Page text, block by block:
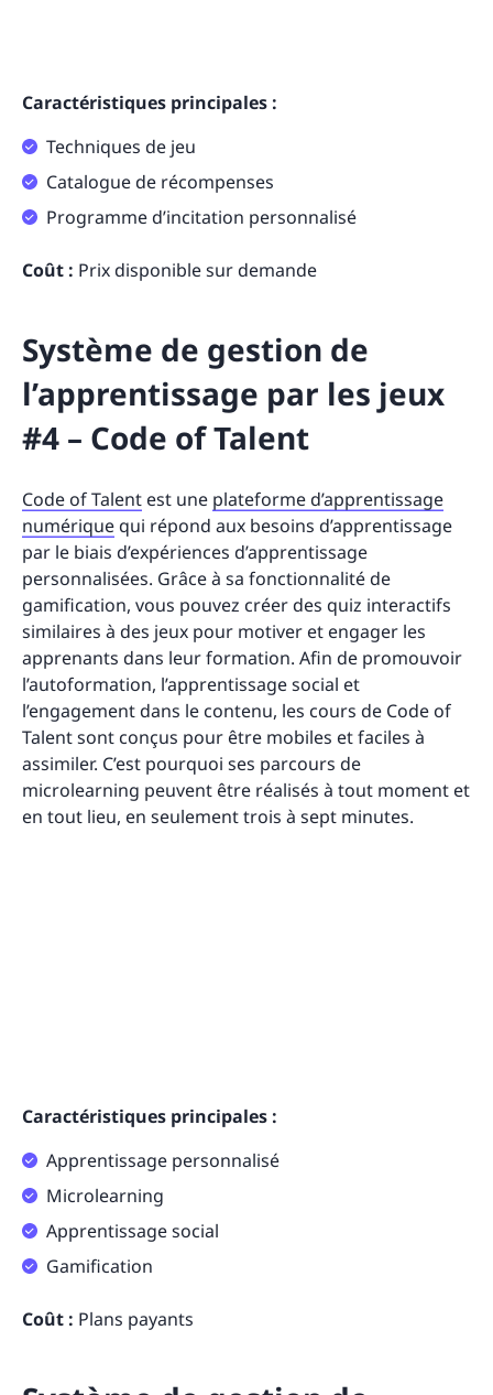
Caractéristiques principales :
Techniques de jeu
Catalogue de récompenses
Programme d’incitation personnalisé
Coût : Prix disponible sur demande
Système de gestion de
l’apprentissage par les jeux
#4 – Code of Talent
Code of Talent est une plateforme d’apprentissage
numériquequi répond aux besoins d’apprentissage
par le biais d’expériences d’apprentissage
personnalisées. Grâce à sa fonctionnalité de
gamification, vous pouvez créer des quiz interactifs
similaires à des jeux pour motiver et engager les
apprenants dans leur formation. Afin de promouvoir
l’autoformation, l’apprentissage social et
l’engagement dans le contenu, les cours de Code of
Talent sont conçus pour être mobiles et faciles à
assimiler. C’est pourquoi ses parcours de
microlearning peuvent être réalisés à tout moment et
en tout lieu, en seulement trois à sept minutes.
Caractéristiques principales :
Apprentissage personnalisé
Microlearning
Apprentissage social
Gamification
Coût : Plans payants